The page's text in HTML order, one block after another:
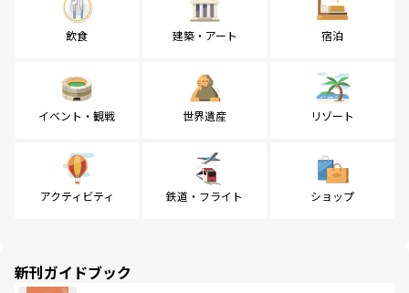
飲食 建築・アート 宿泊
イベント・観戦 世界遺産 リゾート
アクティビティ 鉄道・フライト ショップ
新刊ガイドブック